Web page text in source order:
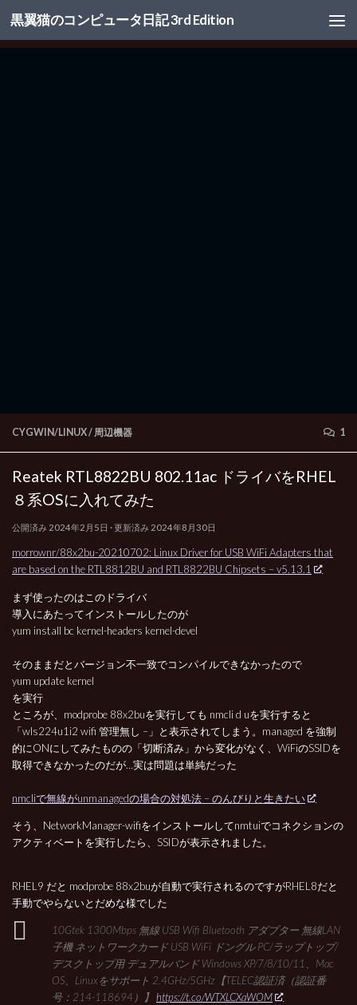
コンテンツへスキップ
黒翼猫のコンピュータ日記 3rd Edition
CYGWIN/LINUX/ 周辺機器 1
Reatek RTL8822BU 802.11ac ドライバをRHEL
８系OSに入れてみた
公開済み 2024年2月5日 · 更新済み 2024年8月30日
morrownr/88x2bu-20210702: Linux Driver for USB WiFi Adapters that
are based on the RTL8812BU and RTL8822BU Chipsets – v5.13.1
まず使ったのはこのドライバ
導入にあたってインストールしたのが
yum install bc kernel-headers kernel-devel
そのままだとバージョン不一致でコンパイルできなかったので
yum update kernel
を実行
ところが、modprobe 88x2buを実行しても nmcli d uを実行すると
「wls224u1i2 wifi 管理無し –」と表示されてしまう。managed を強制
的にONにしてみたものの「切断済み」から変化がなく、WiFiのSSIDを
取得できなかったのだが…実は問題は単純だった
nmcliで無線がunmanagedの場合の対処法 – のんびりと生きたい
そう、NetworkManager-wifiをインストールしてnmtuiでコネクションの
アクティベートを実行したら、SSIDが表示されました。
RHEL9 だと modprobe 88x2buが自動で実行されるのですがRHEL8だと
手動でやらないとだめな様でした
10Gtek 1300Mbps 無線 USB Wifi Bluetooth アダプター 無線LAN
子機 ネットワークカード USB WiFi ドングル PC/ラップトップ/
デスクトップ用 デュアルバンド Windows XP/7/8/10/11、Mac
OS、Linuxをサポート 2.4GHz/5GHz【TELEC認証済（認証番
号：214-118694）】 https://t.co/WTXLCXaWOM